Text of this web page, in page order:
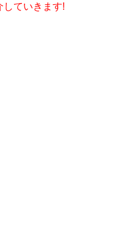
していきます!